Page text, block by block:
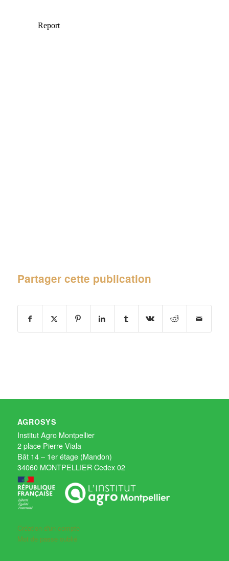
Partager cette publication
AGROSYS
Institut Agro Montpellier
2 place Pierre Viala
Bât 14 – 1er étage (Mandon)
34060 MONTPELLIER Cedex 02
Création d'un compte
Mot de passe oublié